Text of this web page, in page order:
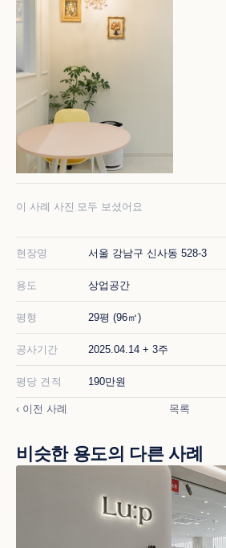
이 사례 사진 모두 보셨어요
현장명 서울 강남구 신사동 528-3
용도 상업공간
평형 29평 (96㎡)
공사기간 2025.04.14 + 3주
평당 견적 190만원
‹ 이전 사례 목록
비슷한 용도의 다른 사례